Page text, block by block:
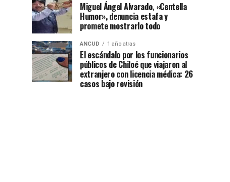
Miguel Ángel Alvarado, «Centella
Humor», denuncia estafa y
promete mostrarlo todo
ANCUD 1 año atras
El escándalo por los funcionarios
públicos de Chiloé que viajaron al
extranjero con licencia médica: 26
casos bajo revisión